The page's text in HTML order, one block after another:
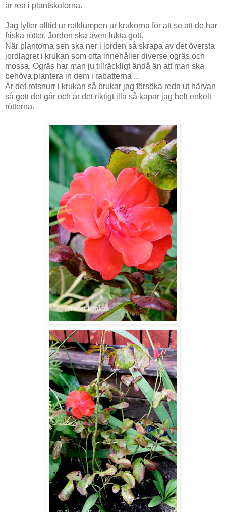
är rea i plantskolorna.
Jag lyfter alltid ur rotklumpen ur krukorna för att se att de har
friska rötter. Jorden ska även lukta gott.
När plantorna sen ska ner i jorden så skrapa av det översta
jordlagret i krukan som ofta innehåller diverse ogräs och
mossa. Ogräs har man ju tillräckligt ändå än att man ska
behöva plantera in dem i rabatterna ...
Är det rotsnurr i krukan så brukar jag försöka reda ut härvan
så gott det går och är det riktigt illa så kapar jag helt enkelt
rötterna.